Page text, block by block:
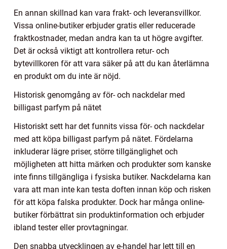
En annan skillnad kan vara frakt- och leveransvillkor.
Vissa online-butiker erbjuder gratis eller reducerade
fraktkostnader, medan andra kan ta ut högre avgifter.
Det är också viktigt att kontrollera retur- och
bytevillkoren för att vara säker på att du kan återlämna
en produkt om du inte är nöjd.
Historisk genomgång av för- och nackdelar med
billigast parfym på nätet
Historiskt sett har det funnits vissa för- och nackdelar
med att köpa billigast parfym på nätet. Fördelarna
inkluderar lägre priser, större tillgänglighet och
möjligheten att hitta märken och produkter som kanske
inte finns tillgängliga i fysiska butiker. Nackdelarna kan
vara att man inte kan testa doften innan köp och risken
för att köpa falska produkter. Dock har många online-
butiker förbättrat sin produktinformation och erbjuder
ibland tester eller provtagningar.
Den snabba utvecklingen av e-handel har lett till en